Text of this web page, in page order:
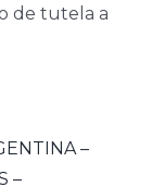
de tutela a
–
–